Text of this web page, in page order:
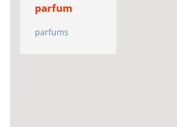
parfum
parfums